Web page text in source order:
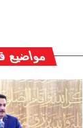
مواضيع